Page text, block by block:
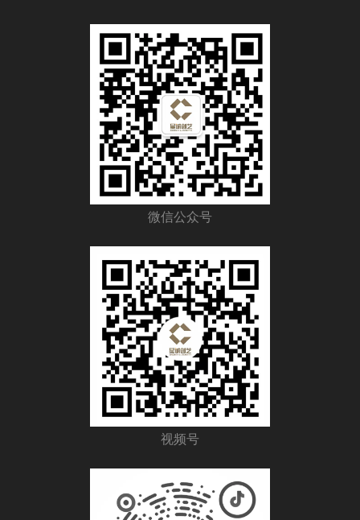
邮箱：17392559914@qq.com
电话：029-89281526
客服：17392559914
传真：029-89281526
微信公众号
视频号